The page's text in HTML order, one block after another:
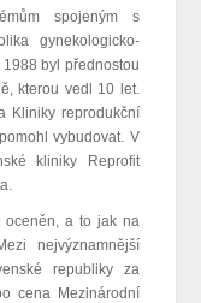
spojeným s
gynekologicko-
byl přednostou
kterou vedl 10 let.
Kliniky reprodukční
vybudovat. V
kliniky Reprofit
oceněn, a to jak na
nejvýznamnější
republiky za
cena Mezinárodní